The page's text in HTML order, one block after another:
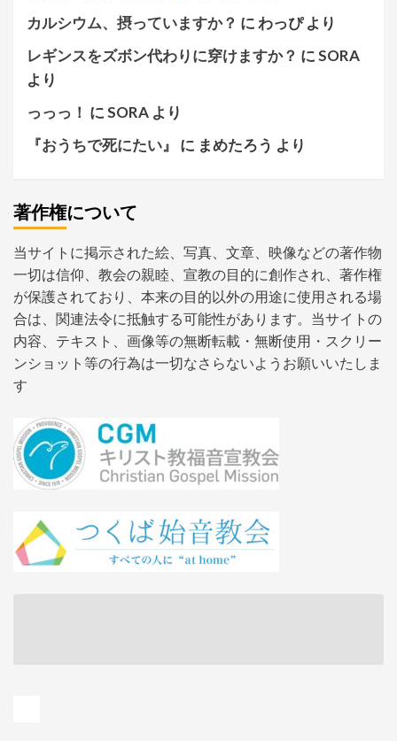
カルシウム、摂っていますか？ に わっぴより
レギンスをズボン代わりに穿けますか？ にSORA
より
っっっ！ にSORA より
『おうちで死にたい』
に まめたろう より
著作権について
当サイトに掲示された絵、写真、文章、映像などの著作物
一切は信仰、教会の親睦、宣教の目的に創作され、著作権
が保護されており、本来の目的以外の用途に使用される場
合は、関連法令に抵触する可能性があります。当サイトの
内容、テキスト、画像等の無断転載・無断使用・スクリー
ンショット等の行為は一切なさらないようお願いいたしま
す